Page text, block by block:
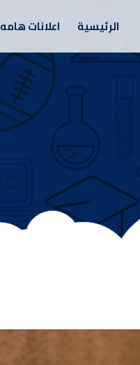
الرئيسية اعلانات هامه